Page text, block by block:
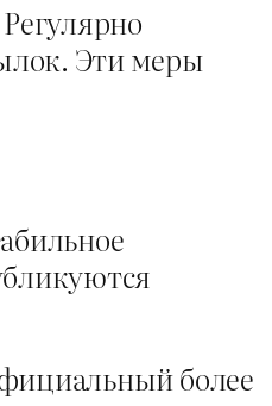
Эти меры
более